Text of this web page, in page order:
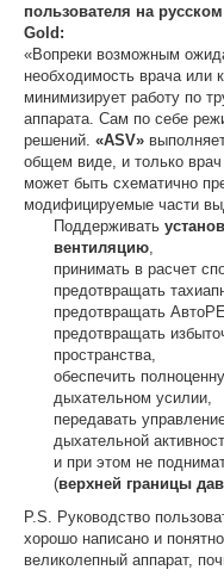
пользователя на
Gold :
«Вопреки возможным
необходимость врача или
минимизирует работу по
аппарата. Сам по себе
решений. «ASV»
общем виде, и только
может быть схематично
модифицируемые части
Поддерживать
вентиляцию
принимать в расчет
предотвращать
предотвращать
предотвращать
пространства,
обеспечить
дыхательном усилии,
передавать
дыхательной
и при этом не
(верхней границы
P.S. Руководство
хорошо написано и
великолепный аппарат,